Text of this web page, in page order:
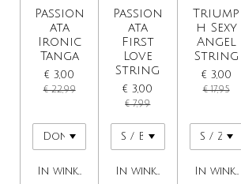
Passion
ata
Ironic
Tanga
€ 3,00
€ 22,99
In winkelwagen
Passion
ata
First
Love
String
€ 3,00
€ 7,99
In winkelwagen
Triump
h Sexy
Angel
String
€ 3,00
€ 17,95
In